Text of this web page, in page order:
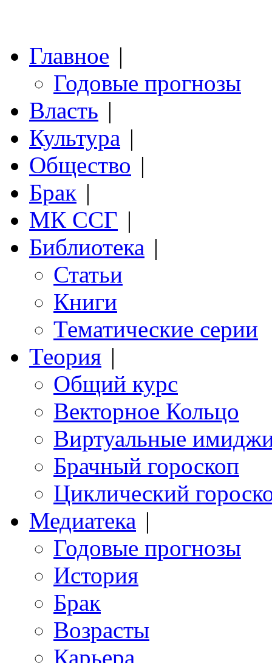
Главное |
Годовые прогнозы
Власть |
Культура |
Общество |
Брак |
МК ССГ |
Библиотека |
Статьи
Книги
Тематические серии
Теория |
Общий курс
Векторное Кольцо
Виртуальные
Брачный гороскоп
Циклический
Медиатека |
Годовые прогнозы
История
Брак
Возрасты
Карьера